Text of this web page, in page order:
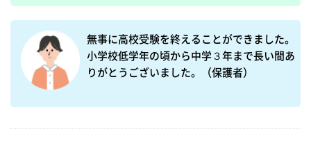
無事に高校受験を終えることができました。
小学校低学年の頃から中学３年まで長い間あ
りがとうございました。（保護者）